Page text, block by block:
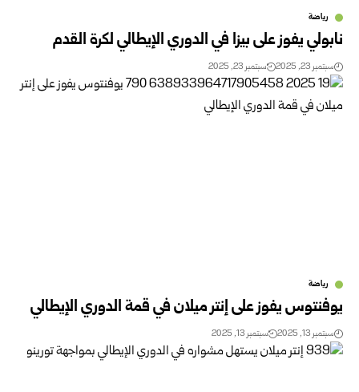
رياضة
نابولي يفوز على بيزا في الدوري الإيطالي لكرة القدم
سبتمبر 23, 2025 سبتمبر 23, 2025
رياضة
يوفنتوس يفوز على إنتر ميلان في قمة الدوري الإيطالي
سبتمبر 13, 2025 سبتمبر 13, 2025